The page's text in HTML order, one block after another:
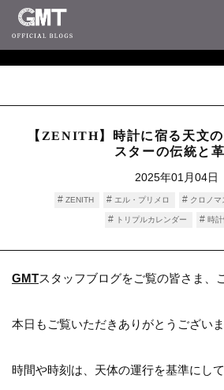
【ZENITH】時計に宿る天文
スターの伝統と
2025年01月04日
ZENITH エル・プリメロ クロノマ
トリプルカレンダー 時
GMTスタッフブログをご覧の皆さま、
本日もご覧いただきありがとうございま
時間や時刻は、天体の運行を基準にし